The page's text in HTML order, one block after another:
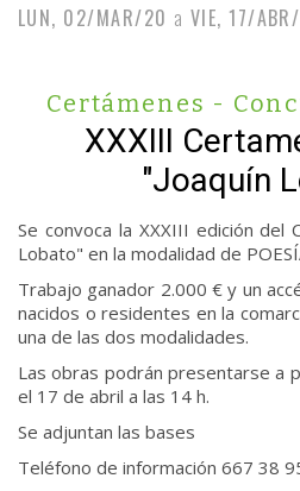
LUN, 02/MAR/20 a VIE, 17/
Certámenes -
XXXIII
"Joaquín
Se convoca la XXXIII edición del
Lobato" en la modalidad de
Trabajo ganador 2.000 € y un
nacidos o residentes en la
una de las dos modalidades.
Las obras podrán presentarse a
el 17 de abril a las 14 h.
Se adjuntan las bases
Teléfono de información 667 38